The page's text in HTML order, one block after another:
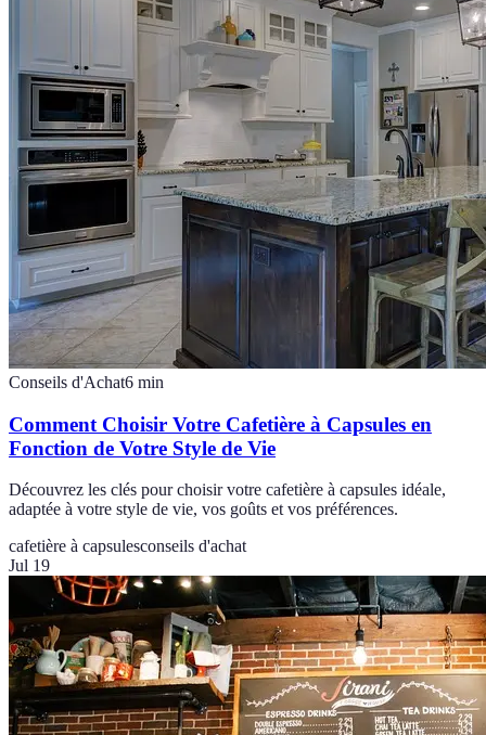
Conseils d'Achat6 min
Comment Choisir Votre Cafetière à Capsules en
Fonction de Votre Style de Vie
Découvrez les clés pour choisir votre cafetière à capsules idéale,
adaptée à votre style de vie, vos goûts et vos préférences.
cafetière à capsulesconseils d'achat
Jul 19